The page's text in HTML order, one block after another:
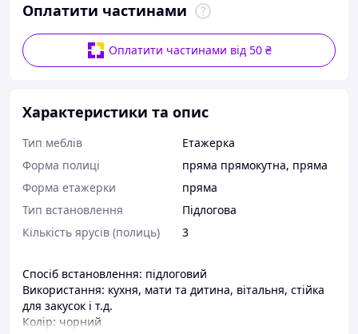
Оплатити частинами
Оплатити частинами від 50 ₴
Характеристики та опис
Тип меблів
Етажерка
Форма полиці
пряма прямокутна, пряма
Форма етажерки
пряма
Тип встановлення
Підлогова
Кількість ярусів (полиць)
3
Спосіб встановлення: підлоговий
Використання: кухня, мати та дитина, вітальня, стійка
для закусок і т.д.
Колір: чорний